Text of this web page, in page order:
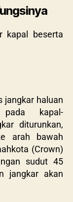
kapal beserta
jangkar haluan
kapal-
diturunkan,
arah bawah
(Crown)
sudut 45
jangkar akan